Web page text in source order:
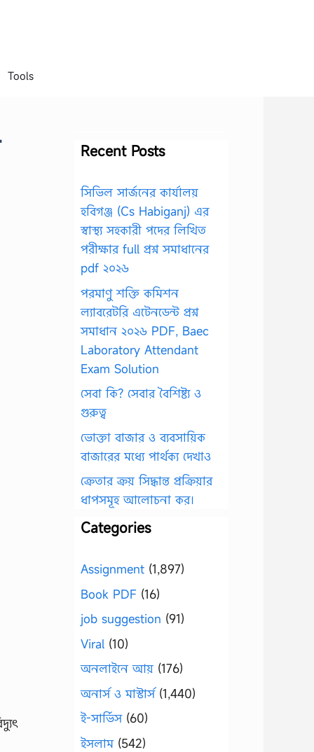
Tools
Recent Posts
সিভিল সার্জনের কার্যালয়
হবিগঞ্জ (Cs Habiganj) এর
স্বাস্থ্য সহকারী পদের লিখিত
পরীক্ষার full প্রশ্ন সমাধানের
pdf ২০২৬
পরমাণু শক্তি কমিশন
ল্যাবরেটরি এটেনডেন্ট প্রশ্ন
সমাধান ২০২৬ PDF, Baec
Laboratory Attendant
Exam Solution
সেবা কি? সেবার বৈশিষ্ট্য ও
গুরুত্ব
ভোক্তা বাজার ও ব্যবসায়িক
বাজারের মধ্যে পার্থক্য দেখাও
ক্রেতার ক্রয় সিদ্ধান্ত প্রক্রিয়ার
ধাপসমূহ আলোচনা কর।
Categories
Assignment (1,897)
Book PDF (16)
job suggestion (91)
Viral (10)
অনলাইনে আয় (176)
অনার্স ও মাস্টার্স(1,440)
ই-সার্ভিস(60)
ইসলাম(542)